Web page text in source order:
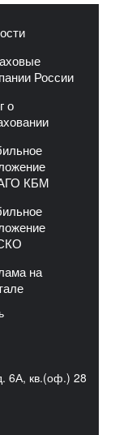
России
о
КБМ
на
6А, кв.(оф.) 28